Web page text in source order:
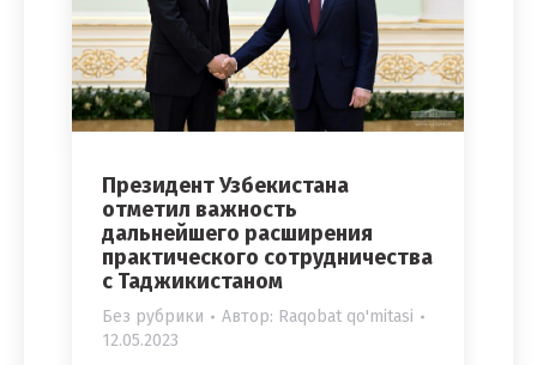
Президент Узбекистана
отметил важность
дальнейшего расширения
практического сотрудничества
с Таджикистаном
Без рубрики Автор: Raqobat qo'mitasi
12.05.2023